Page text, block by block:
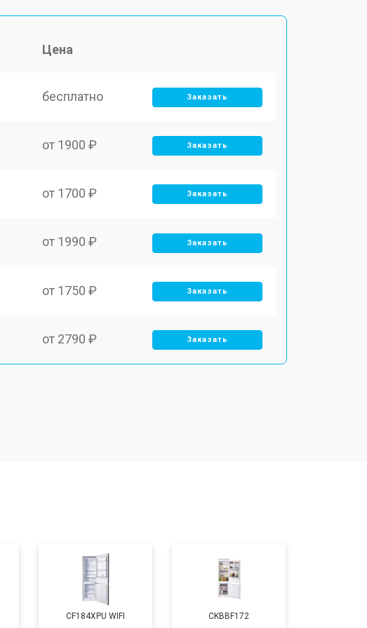
Цена
бесплатно Заказать
от 1900 ₽ Заказать
от 1700 ₽ Заказать
от 1990 ₽ Заказать
от 1750 ₽ Заказать
от 2790 ₽ Заказать
от 1810 ₽ Заказать
CF184XPU WIFI CKBBF172